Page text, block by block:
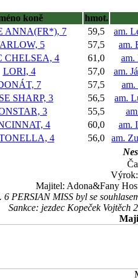
koně
hmot.
ANNA(FR*), 7 59,5
am.
5 57,5
am.
CHELSEA, 4 61,0
am.
LORI, 4 57,0
am.
7 57,5
am.
SHARP, 3 56,5
am.
3 55,5
4 60,0
am.
4 56,0
am.
Majitel: Adona&Fany
6 PERSIAN MISS byl se
Sankce: jezdec Kopeček Vojtěch